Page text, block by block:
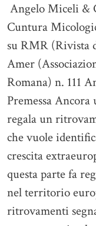
Angelo Miceli &
Cuntura
su RMR (Rivista
Amer
Romana) n. 111
Premessa
regala un
che vuole
crescita
questa parte fa
nel territorio
ritrovamenti